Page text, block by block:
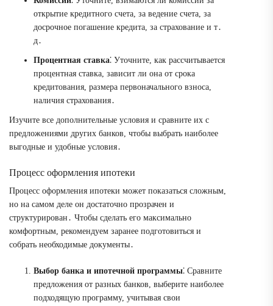
открытие кредитного счета, за ведение счета, за
досрочное погашение кредита, за страхование и т․
д․
Процентная ставка⁚ Уточните, как рассчитывается
процентная ставка, зависит ли она от срока
кредитования, размера первоначального взноса,
наличия страхования․
Изучите все дополнительные условия и сравните их с
предложениями других банков, чтобы выбрать наиболее
выгодные и удобные условия․
Процесс оформления ипотеки
Процесс оформления ипотеки может показаться сложным,
но на самом деле он достаточно прозрачен и
структурирован․ Чтобы сделать его максимально
комфортным, рекомендуем заранее подготовиться и
собрать необходимые документы․
Выбор банка и ипотечной программы⁚ Сравните
предложения от разных банков, выберите наиболее
подходящую программу, учитывая свои